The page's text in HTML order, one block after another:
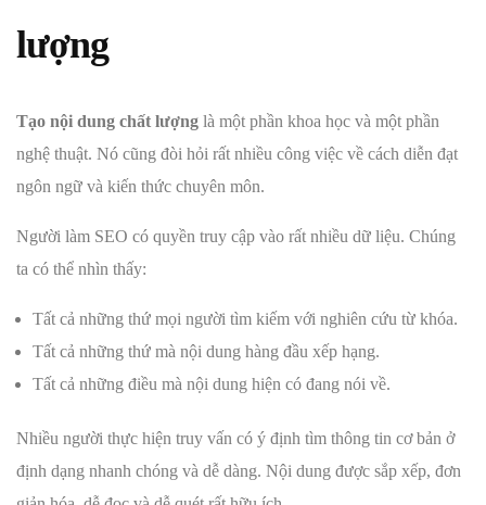
lượng
Tạo nội dung chất lượng là một phần khoa học và một phần
nghệ thuật. Nó cũng đòi hỏi rất nhiều công việc về cách diễn đạt
ngôn ngữ và kiến thức chuyên môn.
Người làm SEO có quyền truy cập vào rất nhiều dữ liệu. Chúng
ta có thể nhìn thấy:
Tất cả những thứ mọi người tìm kiếm với nghiên cứu từ khóa.
Tất cả những thứ mà nội dung hàng đầu xếp hạng.
Tất cả những điều mà nội dung hiện có đang nói về.
Nhiều người thực hiện truy vấn có ý định tìm thông tin cơ bản ở
định dạng nhanh chóng và dễ dàng. Nội dung được sắp xếp, đơn